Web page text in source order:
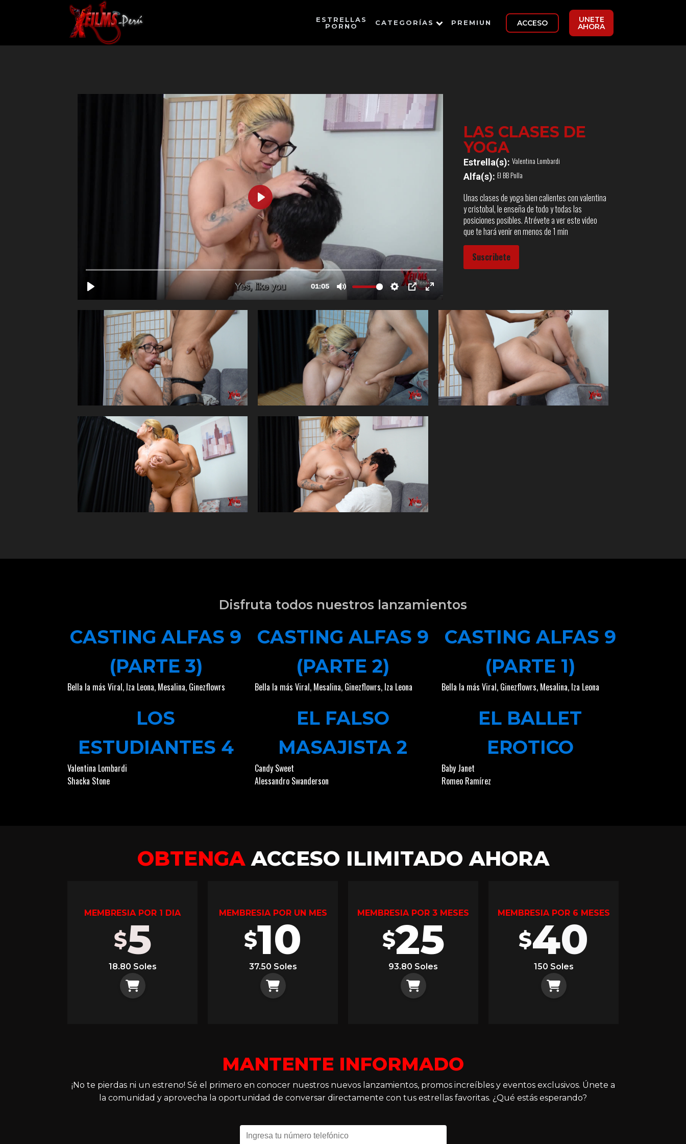
ESTRELLAS
PORNO
CATEGORÍAS PREMIUN ACCESO UNETE
AHORA
LAS CLASES DE
YOGA
Estrella(s): Valentina Lombardi
Alfa(s): El BB Polla
Unas clases de yoga bien calientes con valentina
y cristobal, le enseña de todo y todas las
posiciones posibles. Atrévete a ver este video
que te hará venir en menos de 1 min
Suscribete
Disfruta todos nuestros lanzamientos
CASTING ALFAS 9
(PARTE 3)
Bella la más Viral, Iza Leona, Mesalina, Ginezflowrs
CASTING ALFAS 9
(PARTE 2)
Bella la más Viral, Mesalina, Ginezflowrs, Iza Leona
CASTING ALFAS 9
(PARTE 1)
Bella la más Viral, Ginezflowrs, Mesalina, Iza Leona
LOS
ESTUDIANTES 4
Valentina Lombardi
Shacka Stone
EL FALSO
MASAJISTA 2
Candy Sweet
Alessandro Swanderson
EL BALLET
EROTICO
Baby Janet
Romeo Ramírez
OBTENGAACCESO ILIMITADO AHORA
MEMBRESIA POR 1 DIA
$5
18.80 Soles
MEMBRESIA POR UN MES
$10
37.50 Soles
MEMBRESIA POR 3 MESES
$25
93.80 Soles
MEMBRESIA POR 6 MESES
$40
150 Soles
MANTENTE INFORMADO
¡No te pierdas ni un estreno! Sé el primero en conocer nuestros nuevos lanzamientos, promos increíbles y eventos exclusivos. Únete a
la comunidad y aprovecha la oportunidad de conversar directamente con tus estrellas favoritas. ¿Qué estás esperando?